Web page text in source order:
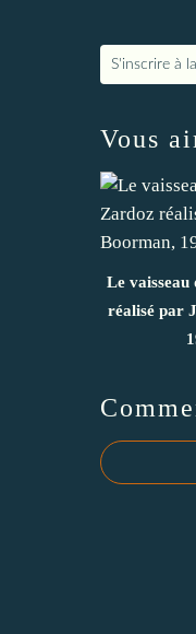
S'inscrire à
Vous
Le
réalisé par